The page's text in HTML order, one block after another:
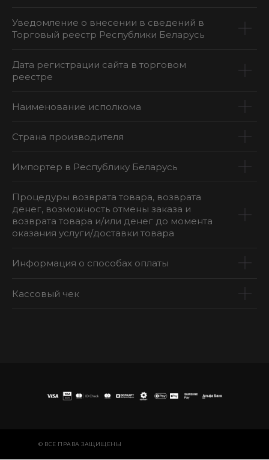
Уведомление о внесении в сведений в
Торговый реестр Республики Беларусь
Дата регистрации сайта в торговом
реестре
Наименование исполкома
Страна производителя
Импортер в Республику Беларусь
Процедуры возврата товара, возврата
денег, возможность отмены заказа и
возврата товара и/или денег до момента
оказания услуги/доставки товара
Информация о способах оплаты
Кассовый чек
© ВСЕ ПРАВА ЗАЩИЩЕНЫ